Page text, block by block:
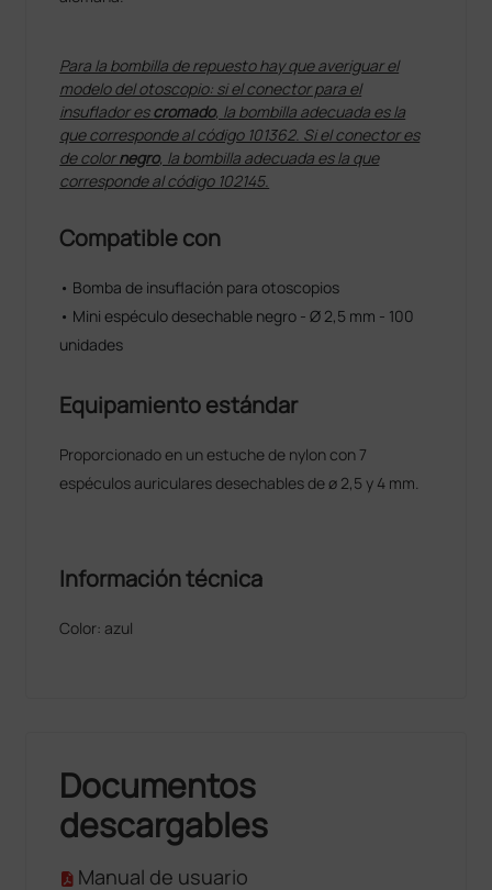
Para la bombilla de repuesto hay que averiguar el
modelo del otoscopio: si el conector para el
insuflador escromado, la bombilla adecuada es la
que corresponde al código 101362. Si el conector es
de colornegro, la bombilla adecuada es la que
corresponde al código 102145.
Compatible con
• Bomba de insuflación para otoscopios
• Mini espéculo desechable negro - Ø 2,5 mm - 100
unidades
Equipamiento estándar
Proporcionado en un estuche de nylon con 7
espéculos auriculares desechables de ø 2,5 y 4 mm.
Información técnica
Color: azul
Documentos
descargables
Manual de usuario